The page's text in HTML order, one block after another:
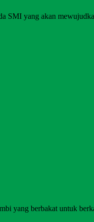
SMI yang akan
yang berbakat untuk